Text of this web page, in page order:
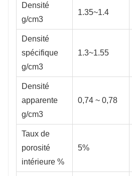
Densité
g/cm3
1.35~1.4
Densité
spécifique
g/cm3
1.3~1.55
Densité
apparente
g/cm3
0,74 ~ 0,78
Taux de
porosité
intérieure %
5%